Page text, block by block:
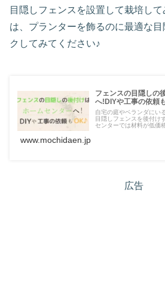
目隠しフェンスを設置して栽培し
は、プランターを飾るのに最適な
クしてみてください♪
フェンスの目隠しの
へ!DIYや工事の依頼
自宅の庭やベランダにい
目隠しフェンスを後付け
センターでは材料が低価
類、おしゃれにするアイ
www.mochidaen.jp
広告